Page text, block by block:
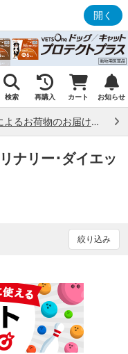
開く
検索 再購入 カート お知らせ
熊本県熊本地方で発生した地震によるお荷物のお届け状況について （7/28）
ナリー･ダイエッ
絞り込み